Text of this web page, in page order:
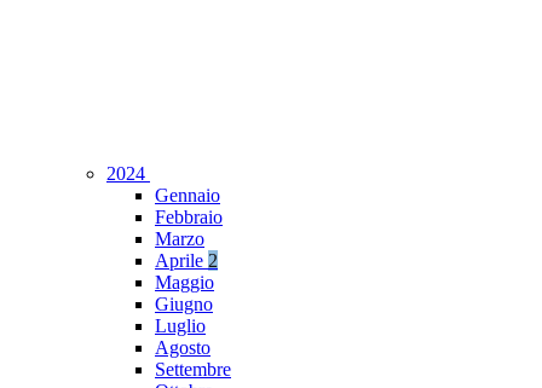
2024
Gennaio
Febbraio
Marzo
Aprile 2
Maggio
Giugno
Luglio
Agosto
Settembre